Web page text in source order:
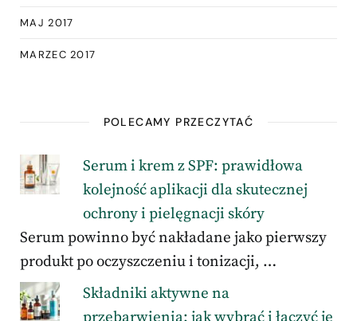
MAJ 2017
MARZEC 2017
POLECAMY PRZECZYTAĆ
Serum i krem z SPF: prawidłowa
kolejność aplikacji dla skutecznej
ochrony i pielęgnacji skóry
Serum powinno być nakładane jako pierwszy
produkt po oczyszczeniu i tonizacji, …
Składniki aktywne na
przebarwienia: jak wybrać i łączyć je